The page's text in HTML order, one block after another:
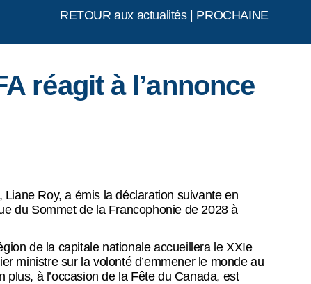
RETOUR aux actualités| PROCHAINE
réagit à l’annonce
Roy, a émis la déclaration suivante en
du Sommet de la Francophonie de 2028 à
de la capitale nationale accueillera le XXIe
ministre sur la volonté d’emmener le monde au
à l’occasion de la Fête du Canada, est